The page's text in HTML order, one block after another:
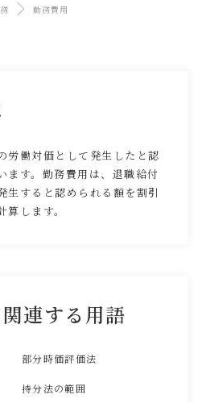
勤務費用
労働対価として発生したと認
ます。勤務費用は、退職給付
生すると認められる額を割引
します。
連する用語
部分時価評価法
持分法の範囲